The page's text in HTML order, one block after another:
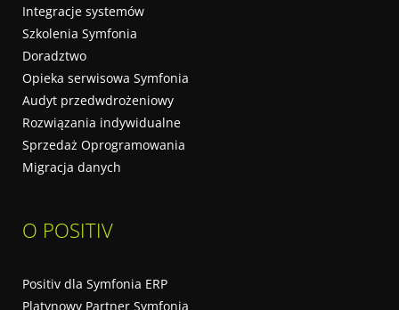
Integracje systemów
Szkolenia Symfonia
Doradztwo
Opieka serwisowa Symfonia
Audyt przedwdrożeniowy
Rozwiązania indywidualne
Sprzedaż Oprogramowania
Migracja danych
O POSITIV
Positiv dla Symfonia ERP
Platynowy Partner Symfonia